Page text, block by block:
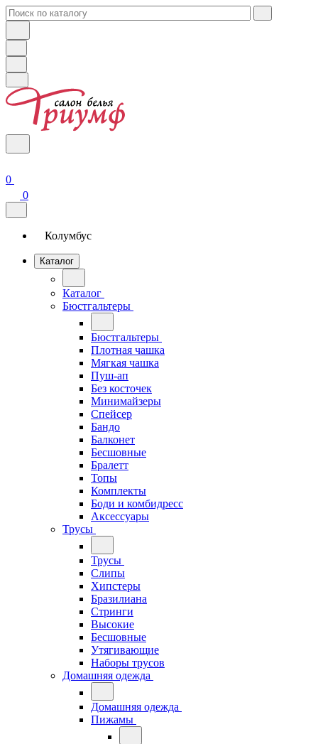
0
0
Колумбус
Каталог
Каталог
Бюстгальтеры
Бюстгальтеры
Плотная чашка
Мягкая чашка
Пуш-ап
Без косточек
Минимайзеры
Спейсер
Бандо
Балконет
Бесшовные
Бралетт
Топы
Комплекты
Боди и комбидресс
Аксессуары
Трусы
Трусы
Слипы
Хипстеры
Бразилиана
Стринги
Высокие
Бесшовные
Утягивающие
Наборы трусов
Домашняя одежда
Домашняя одежда
Пижамы